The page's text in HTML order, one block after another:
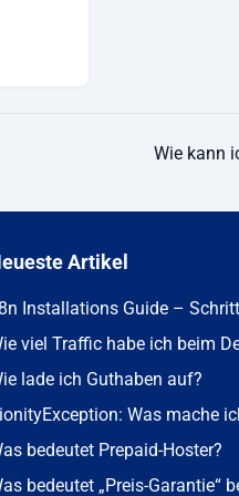
Wie kann
Artikel
Installations Guide –
viel Traffic habe ich beim
lade ich Guthaben auf?
Was mache
bedeutet Prepaid-Hoster?
bedeutet „Preis-Garantie“